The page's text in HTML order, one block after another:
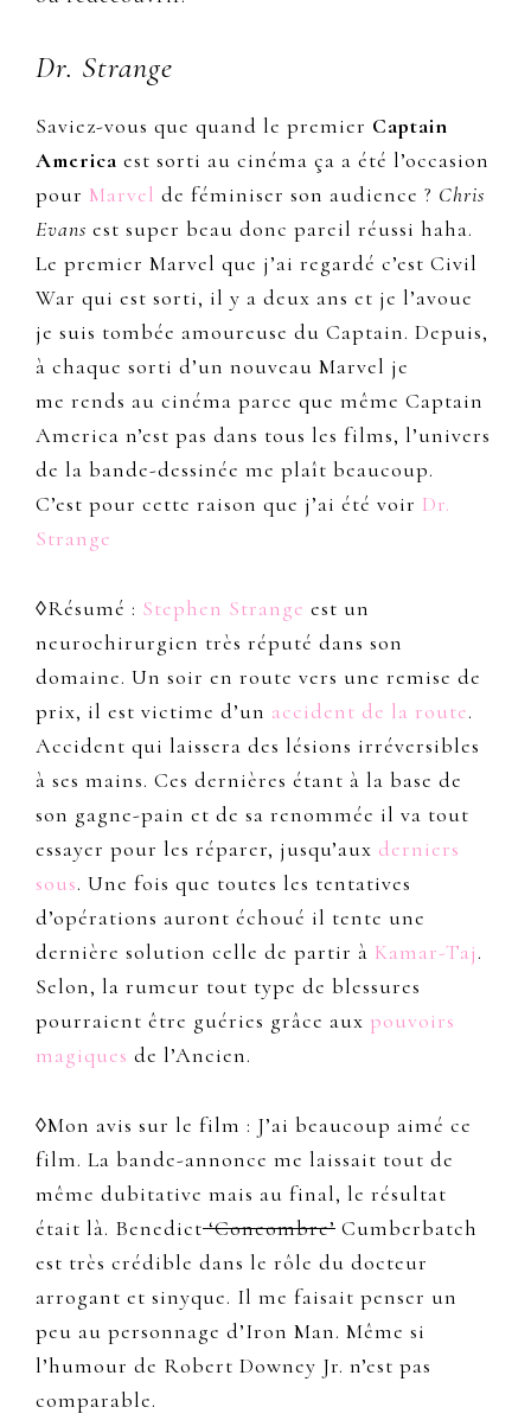
Dr. Strange
Saviez-vous que quand le premier Captain
America est sorti au cinéma ça a été l’occasion
pour Marvel de féminiser son audience ? Chris
Evans est super beau donc pareil réussi haha.
Le premier Marvel que j’ai regardé c’est Civil
War qui est sorti, il y a deux ans et je l’avoue
je suis tombée amoureuse du Captain. Depuis,
à chaque sorti d’un nouveau Marvel je
me rends au cinéma parce que même Captain
America n’est pas dans tous les films, l’univers
de la bande-dessinée me plaît beaucoup.
C’est pour cette raison que j’ai été voir Dr.
Strange
◊Résumé : Stephen Strange est un
neurochirurgien très réputé dans son
domaine. Un soir en route vers une remise de
prix, il est victime d’un accident de la route.
Accident qui laissera des lésions irréversibles
à ses mains. Ces dernières étant à la base de
son gagne-pain et de sa renommée il va tout
essayer pour les réparer, jusqu’aux derniers
sous. Une fois que toutes les tentatives
d’opérations auront échoué il tente une
dernière solution celle de partir à Kamar-Taj.
Selon, la rumeur tout type de blessures
pourraient être guéries grâce aux pouvoirs
magiques de l’Ancien.
◊Mon avis sur le film : J’ai beaucoup aimé ce
film. La bande-annonce me laissait tout de
même dubitative mais au final, le résultat
était là. Benedict‘Concombre’ Cumberbatch
est très crédible dans le rôle du docteur
arrogant et sinyque. Il me faisait penser un
peu au personnage d’Iron Man. Même si
l’humour de Robert Downey Jr. n’est pas
comparable.